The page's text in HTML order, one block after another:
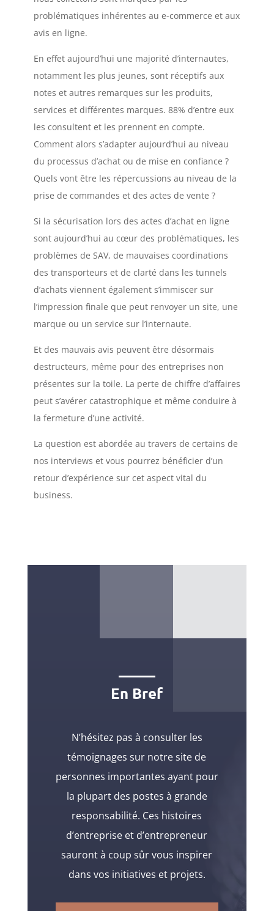
problématiques inhérentes au e-commerce et aux
avis en ligne.
En effet aujourd’hui une majorité d’internautes,
notamment les plus jeunes, sont réceptifs aux
notes et autres remarques sur les produits,
services et différentes marques. 88% d’entre eux
les consultent et les prennent en compte.
Comment alors s’adapter aujourd’hui au niveau
du processus d’achat ou de mise en confiance ?
Quels vont être les répercussions au niveau de la
prise de commandes et des actes de vente ?
Si la sécurisation lors des actes d’achat en ligne
sont aujourd’hui au cœur des problématiques, les
problèmes de SAV, de mauvaises coordinations
des transporteurs et de clarté dans les tunnels
d’achats viennent également s’immiscer sur
l’impression finale que peut renvoyer un site, une
marque ou un service sur l’internaute.
Et des mauvais avis peuvent être désormais
destructeurs, même pour des entreprises non
présentes sur la toile. La perte de chiffre d’affaires
peut s’avérer catastrophique et même conduire à
la fermeture d’une activité.
La question est abordée au travers de certains de
nos interviews et vous pourrez bénéficier d’un
retour d’expérience sur cet aspect vital du
business.
En Bref
N’hésitez pas à consulter les
témoignages sur notre site de
personnes importantes ayant pour
la plupart des postes à grande
responsabilité. Ces histoires
d’entreprise et d’entrepreneur
sauront à coup sûr vous inspirer
dans vos initiatives et projets.